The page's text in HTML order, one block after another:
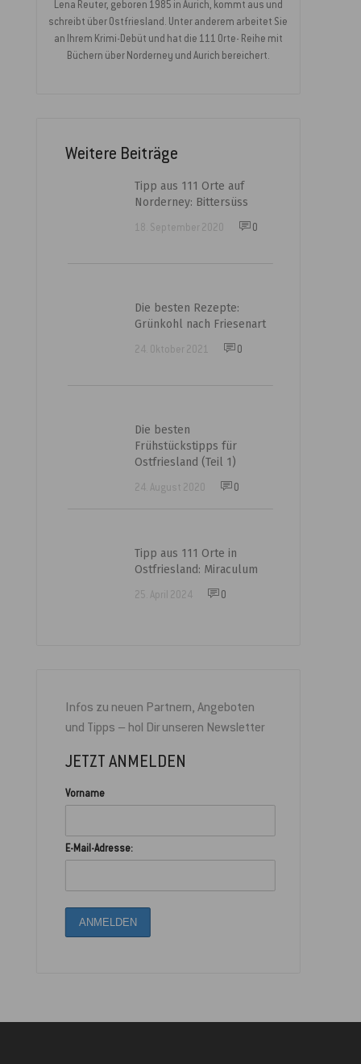
Lena Reuter, geboren 1985 in Aurich, kommt aus und
schreibt über Ostfriesland. Unter anderem arbeitet Sie
an Ihrem Krimi-Debüt und hat die 111 Orte- Reihe mit
Büchern über Norderney und Aurich bereichert.
Weitere Beiträge
Tipp aus 111 Orte auf
Norderney: Bittersüss
18. September 2020 0
Die besten Rezepte:
Grünkohl nach Friesenart
24. Oktober 2021 0
Die besten
Frühstückstipps für
Ostfriesland (Teil 1)
24. August 2020 0
Tipp aus 111 Orte in
Ostfriesland: Miraculum
25. April 2024 0
Infos zu neuen Partnern, Angeboten
und Tipps – hol Dir unseren Newsletter
JETZT ANMELDEN
Vorname
E-Mail-Adresse: